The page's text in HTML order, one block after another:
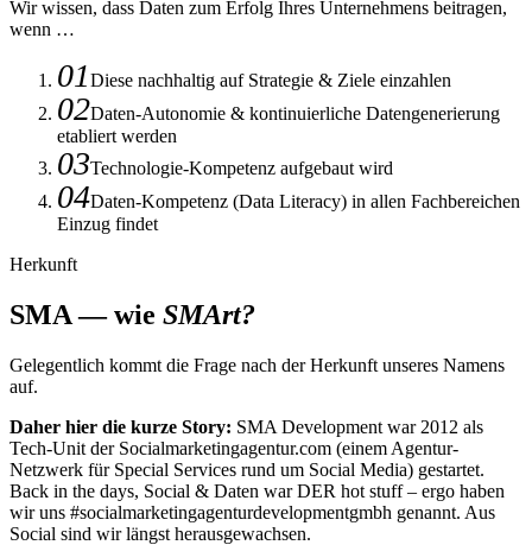
Wir wissen, dass Daten zum Erfolg Ihres Unternehmens beitragen,
wenn …
Diese nachhaltig auf Strategie & Ziele einzahlen
Daten-Autonomie & kontinuierliche Datengenerierung
etabliert werden
Technologie-Kompetenz aufgebaut wird
Daten-Kompetenz (Data Literacy) in allen Fachbereichen
Einzug findet
Herkunft
SMA — wie SMArt?
Gelegentlich kommt die Frage nach der Herkunft unseres Namens
auf.
Daher hier die kurze Story: SMA Development war 2012 als
Tech-Unit der Socialmarketingagentur.com (einem Agentur-
Netzwerk für Special Services rund um Social Media) gestartet.
Back in the days, Social & Daten war DER hot stuff – ergo haben
wir uns #socialmarketingagenturdevelopmentgmbh genannt. Aus
Social sind wir längst herausgewachsen.